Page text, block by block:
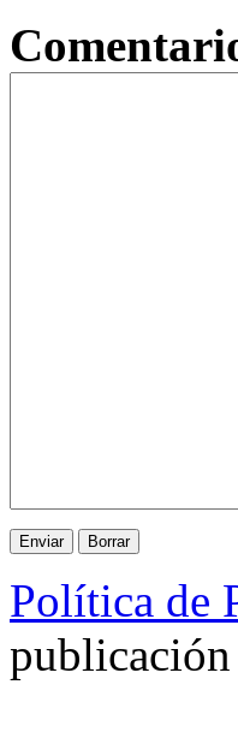
Política de